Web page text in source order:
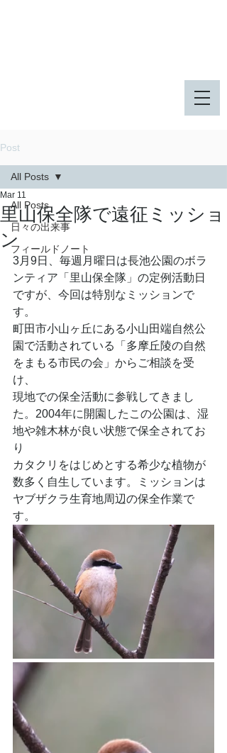
Post
All Posts
日々の出来事
フィールドノート
All Posts
里山保全隊で遠征ミッショ
ン
Mar 11
3月9日、毎週月曜日は長池公園のボラ
ンティア「里山保全隊」の定例活動日
ですが、今回は特別なミッションで
す。
町田市小山ヶ丘にある小山田端自然公
園で活動されている「多摩丘陵の自然
をまもる市民の会」からご相談を受
け、
現地での保全活動に参戦してきまし
た。2004年に開園したこの公園は、湿
地や雑木林が良い状態で保全されてお
り
カタクリをはじめとする希少な植物が
数多く自生しています。ミッションは
ヤブザクラ生育地周辺の保全作業で
す。